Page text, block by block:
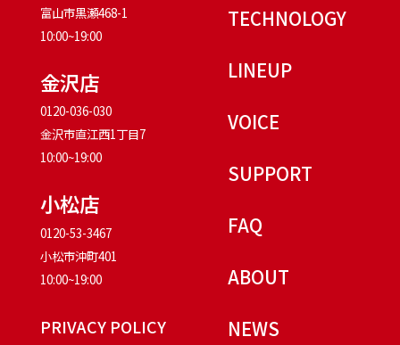
富山市黒瀬468-1
10:00~19:00
金沢店
0120-036-030
金沢市直江西1丁目7
10:00~19:00
小松店
0120-53-3467
小松市沖町401
10:00~19:00
PRIVACY POLICY
TECHNOLOGY
LINEUP
VOICE
SUPPORT
FAQ
ABOUT
NEWS